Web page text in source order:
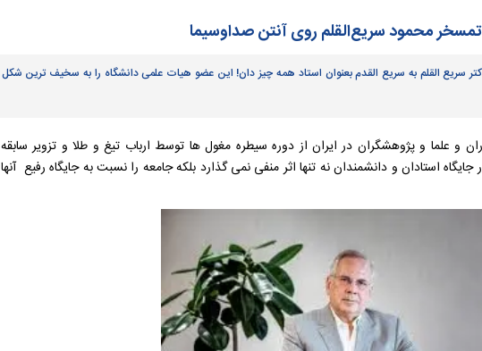
تمسخر محمود سریع‌القلم روی آنتن صداوسیما
سریع القلم به سریع القدم بعنوان استاد همه چیز دان! این عضو هیات علمی دانشگاه‌ را به سخیف ترین شکل
و علما و پژوهشگران در ایران از دوره سیطره مغول ها توسط ارباب تیغ و طلا و تزویر سابقه
استادان و دانشمندان نه تنها اثر منفی نمی گذارد بلکه جامعه را نسبت به جایگاه‌ رفیع آنها